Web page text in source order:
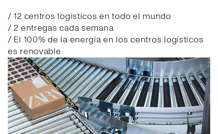
/ 12 centros logísticos en todo el mundo
/ 2 entregas cada semana
/ El 100% de la energía en los centros logísticos
es renovable